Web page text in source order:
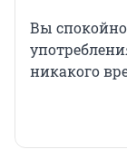
Вы спокойно
никакого